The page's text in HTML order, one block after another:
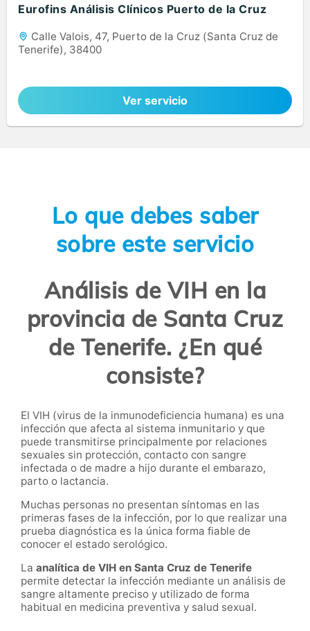
Eurofins Análisis Clínicos Puerto de la Cruz
Calle Valois, 47, Puerto de la Cruz (Santa Cruz de
Tenerife), 38400
Ver servicio
Lo que debes saber
sobre este servicio
Análisis de VIH en la
provincia de Santa Cruz
de Tenerife. ¿En qué
consiste?
El VIH (virus de la inmunodeficiencia humana) es una
infección que afecta al sistema inmunitario y que
puede transmitirse principalmente por relaciones
sexuales sin protección, contacto con sangre
infectada o de madre a hijo durante el embarazo,
parto o lactancia.
Muchas personas no presentan síntomas en las
primeras fases de la infección, por lo que realizar una
prueba diagnóstica es la única forma fiable de
conocer el estado serológico.
La analítica de VIH en Santa Cruz de Tenerife
permite detectar la infección mediante un análisis de
sangre altamente preciso y utilizado de forma
habitual en medicina preventiva y salud sexual.